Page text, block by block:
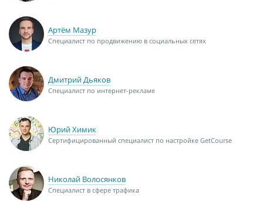
Артём Мазур
Специалист по продвижению в социальных сетях
Дмитрий Дьяков
Специалист по интернет-рекламе
Юрий Химик
Сертифицированный специалист по настройке GetCourse
Николай Волосянков
Специалист в сфере трафика